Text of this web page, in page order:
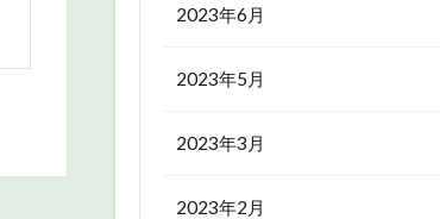
2023年6月
2023年5月
2023年3月
2023年2月